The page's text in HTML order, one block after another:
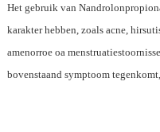
Het gebruik van
karakter hebben, zoals acne,
amenorroe oa
bovenstaand symptoom